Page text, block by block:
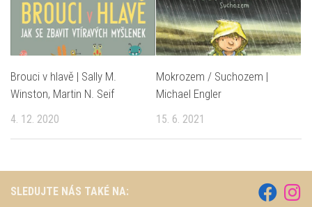
Brouci v hlavě | Sally M.
Winston, Martin N. Seif
4. 12. 2020
Mokrozem / Suchozem |
Michael Engler
15. 6. 2021
SLEDUJTE NÁS TAKÉ NA: